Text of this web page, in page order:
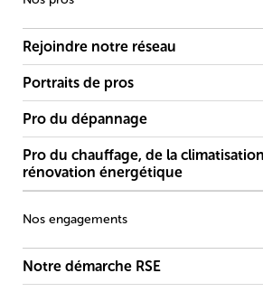
Rejoindre notre réseau
Portraits de pros
Pro du dépannage
Pro du chauffage, de la
rénovation énergétique
Nos engagements
Notre démarche RSE